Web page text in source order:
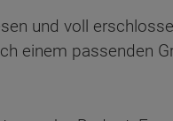
und voll
einem passenden